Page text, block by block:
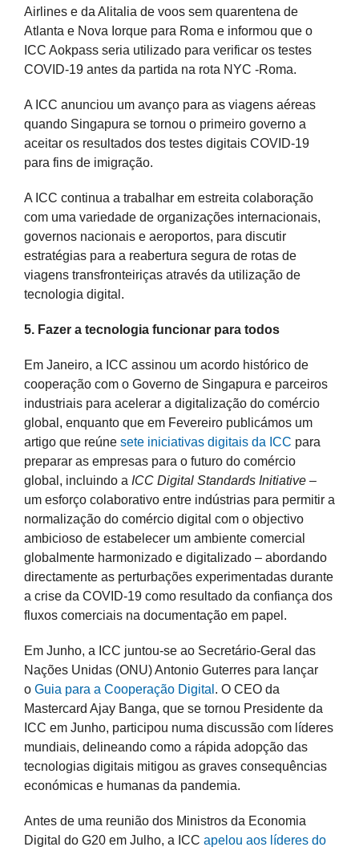
Airlines e da Alitalia de voos sem quarentena de
Atlanta e Nova Iorque para Roma e informou que o
ICC Aokpass seria utilizado para verificar os testes
COVID-19 antes da partida na rota NYC -Roma.
A ICC anunciou um avanço para as viagens aéreas
quando Singapura se tornou o primeiro governo a
aceitar os resultados dos testes digitais COVID-19
para fins de imigração.
A ICC continua a trabalhar em estreita colaboração
com uma variedade de organizações internacionais,
governos nacionais e aeroportos, para discutir
estratégias para a reabertura segura de rotas de
viagens transfronteiriças através da utilização de
tecnologia digital.
5. Fazer a tecnologia funcionar para todos
Em Janeiro, a ICC assinou um acordo histórico de
cooperação com o Governo de Singapura e parceiros
industriais para acelerar a digitalização do comércio
global, enquanto que em Fevereiro publicámos um
artigo que reúne sete iniciativas digitais da ICC para
preparar as empresas para o futuro do comércio
global, incluindo a ICC Digital Standards Initiative–
um esforço colaborativo entre indústrias para permitir a
normalização do comércio digital com o objectivo
ambicioso de estabelecer um ambiente comercial
globalmente harmonizado e digitalizado – abordando
directamente as perturbações experimentadas durante
a crise da COVID-19 como resultado da confiança dos
fluxos comerciais na documentação em papel.
Em Junho, a ICC juntou-se ao Secretário-Geral das
Nações Unidas (ONU) Antonio Guterres para lançar
o Guia para a Cooperação Digital . O CEO da
Mastercard Ajay Banga, que se tornou Presidente da
ICC em Junho, participou numa discussão com líderes
mundiais, delineando como a rápida adopção das
tecnologias digitais mitigou as graves consequências
económicas e humanas da pandemia.
Antes de uma reunião dos Ministros da Economia
Digital do G20 em Julho, a ICC apelou aos líderes do